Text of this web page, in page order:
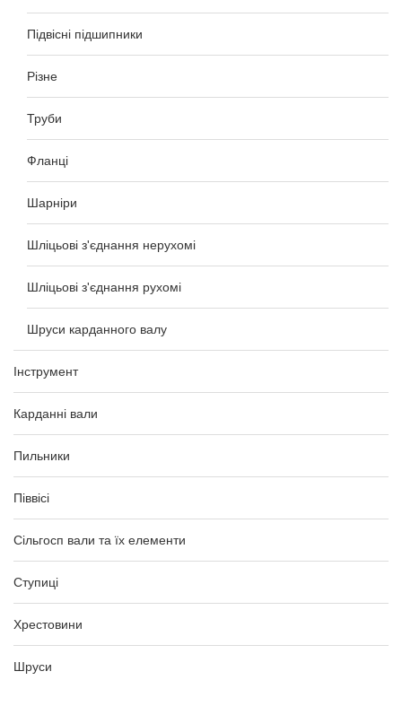
Підвісні підшипники
Різне
Труби
Фланці
Шарніри
Шліцьові з'єднання нерухомі
Шліцьові з'єднання рухомі
Шруси карданного валу
Інструмент
Карданні вали
Пильники
Піввісі
Сільгосп вали та їх елементи
Ступиці
Хрестовини
Шруси